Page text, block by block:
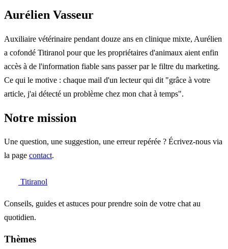
Aurélien Vasseur
Auxiliaire vétérinaire pendant douze ans en clinique mixte, Aurélien
a cofondé Titiranol pour que les propriétaires d'animaux aient enfin
accès à de l'information fiable sans passer par le filtre du marketing.
Ce qui le motive : chaque mail d'un lecteur qui dit "grâce à votre
article, j'ai détecté un problème chez mon chat à temps".
Notre mission
Une question, une suggestion, une erreur repérée ? Écrivez-nous via
la page contact.
Titiranol
Conseils, guides et astuces pour prendre soin de votre chat au
quotidien.
Thèmes